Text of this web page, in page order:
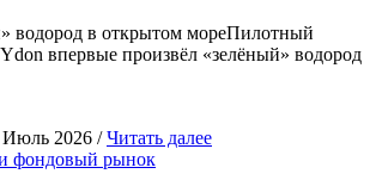
водород в открытом мореПилотный
впервые произвёл «зелёный» водород
2026 /Читать далее
фондовый рынок